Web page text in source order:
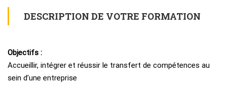
DESCRIPTION DE VOTRE FORMATION
Objectifs :
Accueillir, intégrer et réussir le transfert de compétences au
sein d’une entreprise